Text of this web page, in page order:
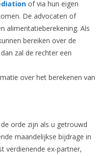
of via hun eigen
De advocaten of
alimentatieberekening. Als
bereiken over de
zal de rechter een
over het berekenen van
orde zijn als u getrouwd
maandelijkse bijdrage in
verdienende ex-partner,